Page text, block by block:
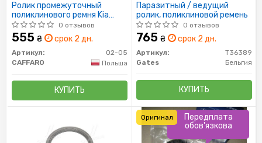
Ролик промежуточный
поликлинового ремня Kia
Carnival 2.9TD 76x10x22
0 отзывов
555 ₴ срок 2 дн.
Артикул:
02-05
CAFFARO
Польша
КУПИТЬ
Паразитный / ведущий
ролик, поликлиновой ремень
0 отзывов
765 ₴ срок 2 дн.
Артикул:
T36389
Gates
Бельгия
КУПИТЬ
Передплата
обов'язкова
Оригинал